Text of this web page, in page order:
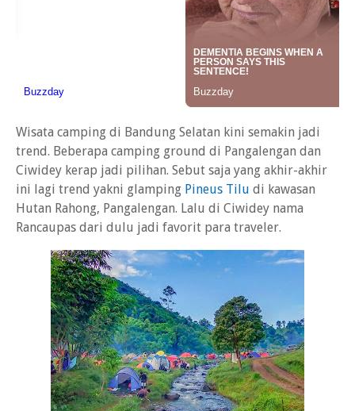
Wisata camping di Bandung Selatan kini semakin jadi
trend. Beberapa camping ground di Pangalengan dan
Ciwidey kerap jadi pilihan. Sebut saja yang akhir-akhir
ini lagi trend yakni glamping Pineus Tilu di kawasan
Hutan Rahong, Pangalengan. Lalu di Ciwidey nama
Rancaupas dari dulu jadi favorit para traveler.